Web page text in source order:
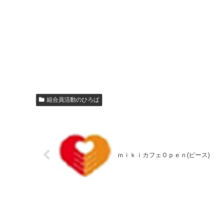
組合員活動のひろば
ｍｉｋｉカフェＯｐｅｎ(ピース)